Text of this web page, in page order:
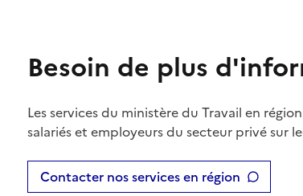
Besoin de plus
Les services du ministère du Travail en
salariés et employeurs du secteur privé sur
Contacter nos services en région